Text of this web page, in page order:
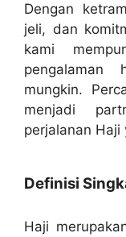
Dengan
jeli, dan
kami
pengalaman
mungkin.
menjadi
perjalanan
Definisi
Haji